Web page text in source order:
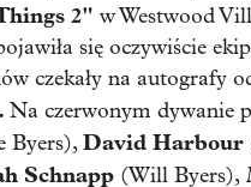
2" w Westwood
się oczywiście
czekały na autografy
Na czerwonym dywanie
Byers),David Harbour
Schnapp (Will Byers),